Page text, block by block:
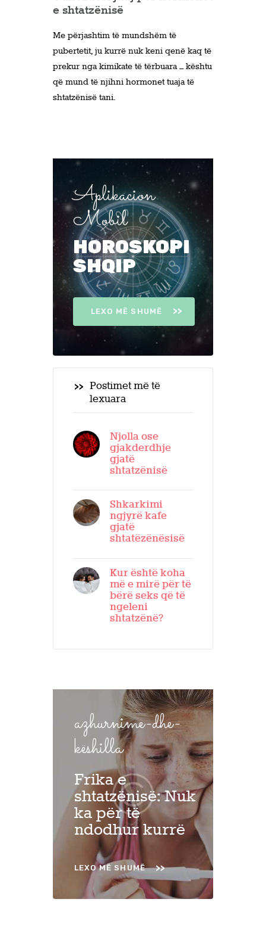
e shtatzënisë
Me përjashtim të mundshëm të
pubertetit, ju kurrë nuk keni qenë kaq të
prekur nga kimikate të tërbuara – kështu
që mund të njihni hormonet tuaja të
shtatzënisë tani.
Aplikacion
Mobil
HOROSKOPI
SHQIP
LEXO MË SHUMË
Postimet më të
lexuara
Njolla ose
gjakderdhje
gjatë
shtatzënisë
Shkarkimi
ngjyrë kafe
gjatë
shtatëzënësisë
Kur është koha
më e mirë për të
bërë seks që të
ngeleni
shtatzënë?
azhurnime-dhe-
këshilla
Frika e
shtatzënisë: Nuk
ka për të
ndodhur kurrë
LEXO MË SHUMË